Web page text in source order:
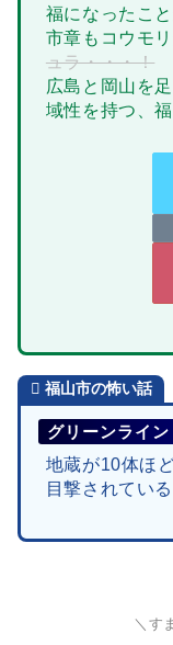
福になったこと
市章もコウモ
ュラ・・・！
広島と岡山を
域性を持つ、
福山市の怖い話
グリーンライン
地蔵が10体ほ
目撃されている
＼す